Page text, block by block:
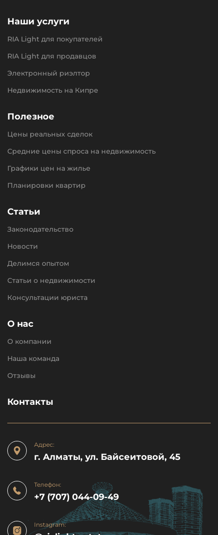
Наши услуги
RIA Light для покупателей
RIA Light для продавцов
Электронный риэлтор
Недвижимость на Кипре
Полезное
Цены реальных сделок
Средние цены спроса на недвижимость
Графики цен на жилье
Планировки квартир
Статьи
Законодательство
Новости
Делимся опытом
Статьи о недвижимости
Консультации юриста
О нас
О компании
Наша команда
Отзывы
Контакты
Адрес:
г. Алматы, ул. Байсеитовой, 45
Телефон:
+7 (707) 044-09-49
Instagram: